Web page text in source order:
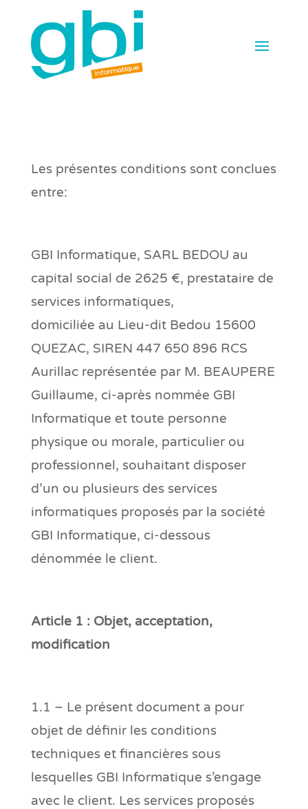
Les présentes conditions sont conclues
entre:
GBI Informatique, SARL BEDOU au
capital social de 2625 €, prestataire de
services informatiques,
domiciliée au Lieu-dit Bedou 15600
QUEZAC, SIREN 447 650 896 RCS
Aurillac représentée par M. BEAUPERE
Guillaume, ci-après nommée GBI
Informatique et toute personne
physique ou morale, particulier ou
professionnel, souhaitant disposer
d’un ou plusieurs des services
informatiques proposés par la société
GBI Informatique, ci-dessous
dénommée le client.
Article 1 : Objet, acceptation,
modification
1.1 – Le présent document a pour
objet de définir les conditions
techniques et financières sous
lesquelles GBI Informatique s’engage
avec le client. Les services proposés